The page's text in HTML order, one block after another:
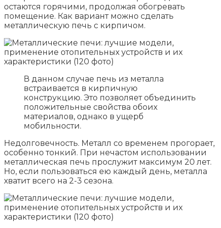
остаются горячими, продолжая обогревать
помещение. Как вариант можно сделать
металлическую печь с кирпичом.
В данном случае печь из металла
встраивается в кирпичную
конструкцию. Это позволяет объединить
положительные свойства обоих
материалов, однако в ущерб
мобильности.
Недолговечность. Металл со временем прогорает,
особенно тонкий. При нечастом использовании
металлическая печь прослужит максимум 20 лет.
Но, если пользоваться ею каждый день, металла
хватит всего на 2-3 сезона.